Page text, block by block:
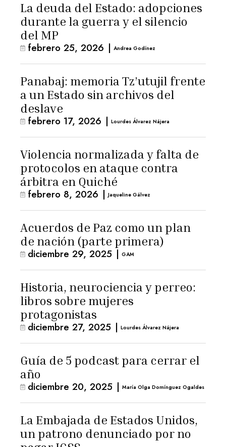
La deuda del Estado: adopciones
durante la guerra y el silencio
del MP
febrero 25, 2026 | Andrea Godínez
Panabaj: memoria Tz’utujil frente
a un Estado sin archivos del
deslave
febrero 17, 2026 | Lourdes Álvarez Nájera
Violencia normalizada y falta de
protocolos en ataque contra
árbitra en Quiché
febrero 8, 2026 | Jaqueline Gálvez
Acuerdos de Paz como un plan
de nación (parte primera)
diciembre 29, 2025 | GAM
Historia, neurociencia y perreo:
libros sobre mujeres
protagonistas
diciembre 27, 2025 | Lourdes Álvarez Nájera
Guía de 5 podcast para cerrar el
año
diciembre 20, 2025 | María Olga Domínguez Ogaldes
La Embajada de Estados Unidos,
un patrono denunciado por no